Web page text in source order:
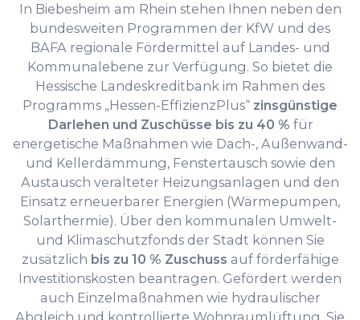
In Biebesheim am Rhein stehen Ihnen neben den
bundesweiten Programmen der KfW und des
BAFA regionale Fördermittel auf Landes- und
Kommunalebene zur Verfügung. So bietet die
Hessische Landeskreditbank im Rahmen des
Programms „Hessen-EffizienzPlus“ zinsgünstige
Darlehen und Zuschüsse bis zu 40 % für
energetische Maßnahmen wie Dach-, Außenwand-
und Kellerdämmung, Fenstertausch sowie den
Austausch veralteter Heizungsanlagen und den
Einsatz erneuerbarer Energien (Wärmepumpen,
Solarthermie). Über den kommunalen Umwelt-
und Klimaschutzfonds der Stadt können Sie
zusätzlich bis zu 10 % Zuschuss auf förderfähige
Investitionskosten beantragen. Gefördert werden
auch Einzelmaßnahmen wie hydraulischer